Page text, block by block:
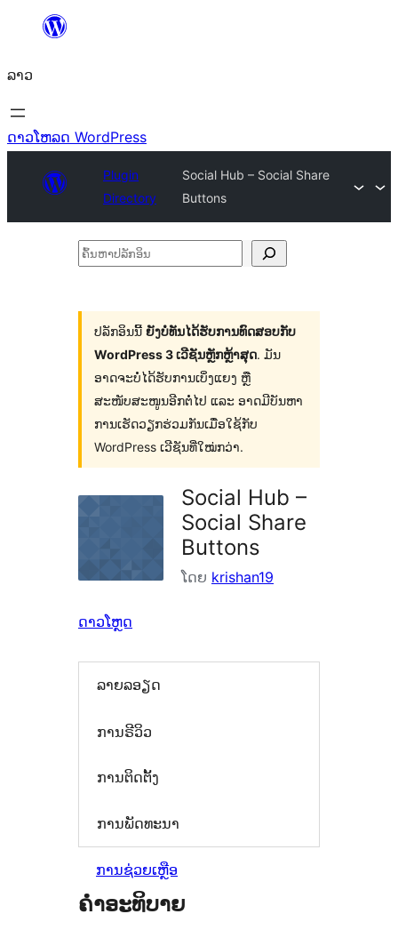
ທີ່
ເນື້ອຫາ
ລາວ
ດາວໂຫລດ WordPress
Plugin
Directory
Social Hub – Social Share
Buttons
ຄົ້ນ
ລັກ
ອິນ
ປລັກອິນນີ້ ຍັງບໍ່ທັນໄດ້ຮັບການທົດສອບກັບ
WordPress 3 ເວີຊັນຫຼັກຫຼ້າສຸດ. ມັນ
ອາດຈະບໍ່ໄດ້ຮັບການເບິ່ງແຍງ ຫຼື
ສະໜັບສະໜູນອີກຕໍ່ໄປ ແລະ ອາດມີບັນຫາ
ການເຮັດວຽກຮ່ວມກັນເມື່ອໃຊ້ກັບ
WordPress ເວີຊັນທີ່ໃໝ່ກວ່າ.
Social Hub –
Social Share
Buttons
ໂດຍ krishan19
ດາວໂຫຼດ
ລາຍລອຽດ
ການຣີວິວ
ການຕິດຕັ້ງ
ການພັດທະນາ
ການຊ່ວຍເຫຼືອ
ຄຳອະທິບາຍ